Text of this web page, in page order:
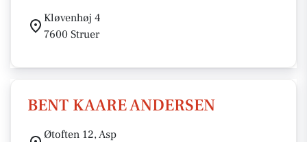
Kløvenhøj 4
7600 Struer
BENT KAARE ANDERSEN
Øtoften 12, Asp